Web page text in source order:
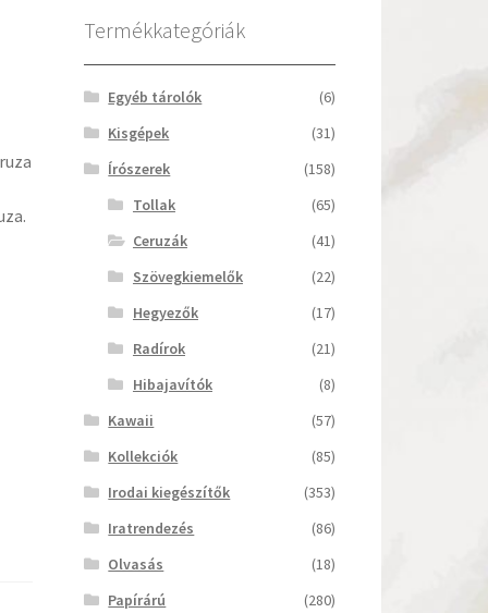
Termékkategóriák
Egyéb tárolók
(6)
Kisgépek
(31)
Írószerek
(158)
Tollak
(65)
Ceruzák
(41)
Szövegkiemelők
(22)
Hegyezők
(17)
Radírok
(21)
Hibajavítók
(8)
Kawaii
(57)
Kollekciók
(85)
Irodai kiegészítők
(353)
Iratrendezés
(86)
Olvasás
(18)
Papírárú
(280)